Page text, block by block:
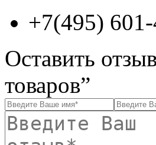
+7(495)
Оставить
товаров”